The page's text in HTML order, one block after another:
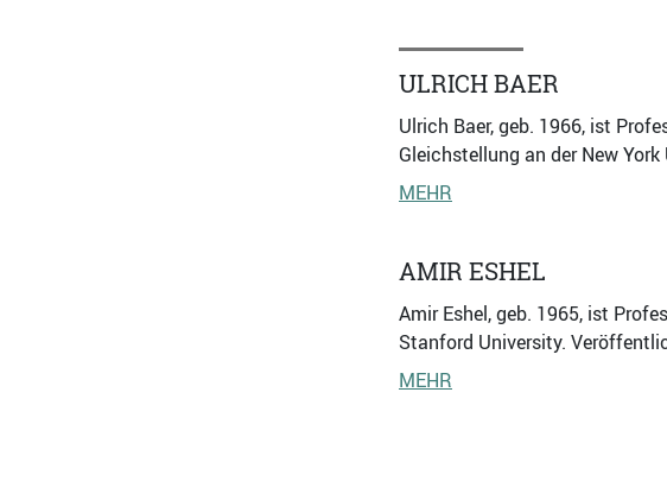
ULRICH BAER
Ulrich Baer, geb. 1966, ist
Gleichstellung an der New
MEHR
AMIR ESHEL
Amir Eshel, geb. 1965, ist
Stanford University.
MEHR